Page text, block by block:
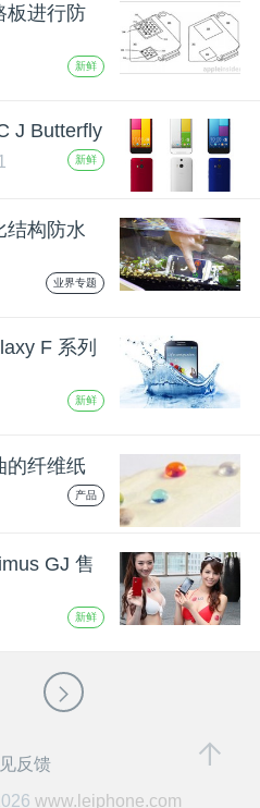
板进行防
新鲜
J Butterfly
新鲜
结构防水
业界专题
F 系列
新鲜
的纤维纸
产品
GJ 售
新鲜
反馈
www.leiphone.com